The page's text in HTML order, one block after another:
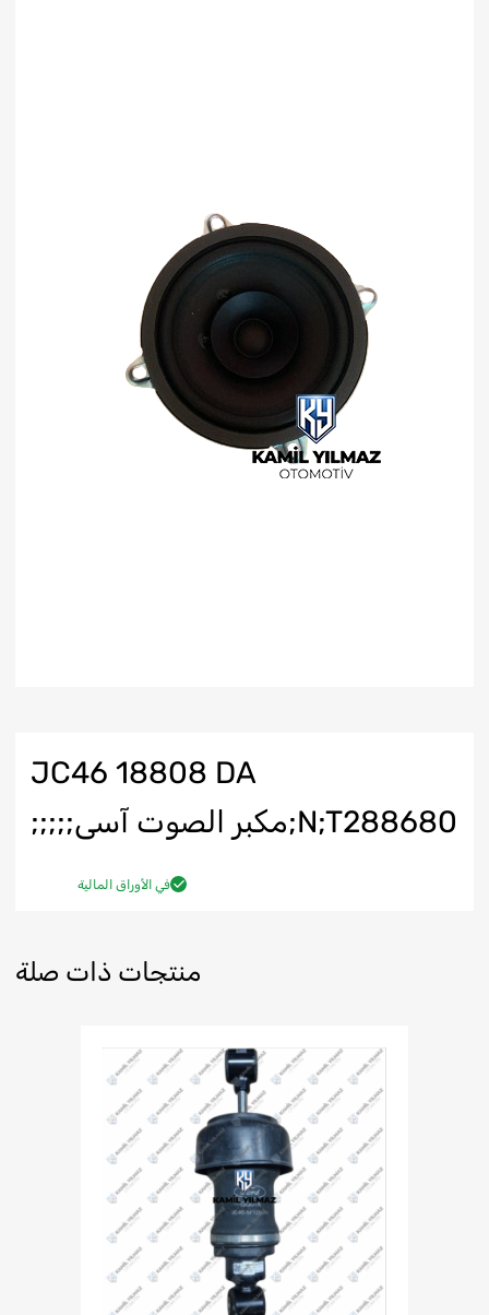
JC46 18808 DA
N;T288680;مكبر الصوت آسى;;;;;
في الأوراق المالية
منتجات ذات صلة